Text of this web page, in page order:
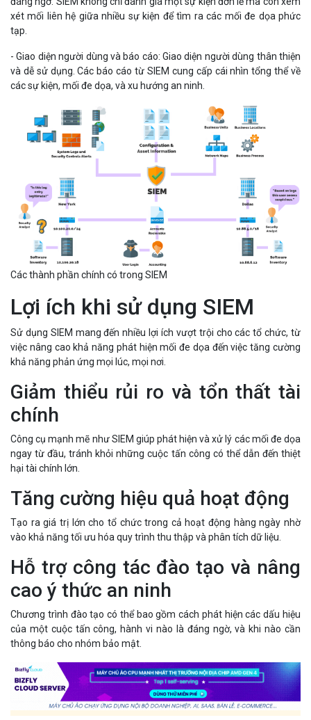
xét mối liên hệ giữa nhiều sự kiện để tìm ra các mối đe dọa phức
tạp.
- Giao diện người dùng và báo cáo: Giao diện người dùng thân thiện
và dễ sử dụng. Các báo cáo từ SIEM cung cấp cái nhìn tổng thể về
các sự kiện, mối đe dọa, và xu hướng an ninh.
Các thành phần chính có trong SIEM
Lợi ích khi sử dụng SIEM
Sử dụng SIEM mang đến nhiều lợi ích vượt trội cho các tổ chức, từ
việc nâng cao khả năng phát hiện mối đe dọa đến việc tăng cường
khả năng phản ứng mọi lúc, mọi nơi.
Giảm thiểu rủi ro và tổn thất tài
chính
Công cụ mạnh mẽ như SIEM giúp phát hiện và xử lý các mối đe dọa
ngay từ đầu, tránh khỏi những cuộc tấn công có thể dẫn đến thiệt
hại tài chính lớn.
Tăng cường hiệu quả hoạt động
Tạo ra giá trị lớn cho tổ chức trong cả hoạt động hàng ngày nhờ
vào khả năng tối ưu hóa quy trình thu thập và phân tích dữ liệu.
Hỗ trợ công tác đào tạo và nâng
cao ý thức an ninh
Chương trình đào tạo có thể bao gồm cách phát hiện các dấu hiệu
của một cuộc tấn công, hành vi nào là đáng ngờ, và khi nào cần
thông báo cho nhóm bảo mật.